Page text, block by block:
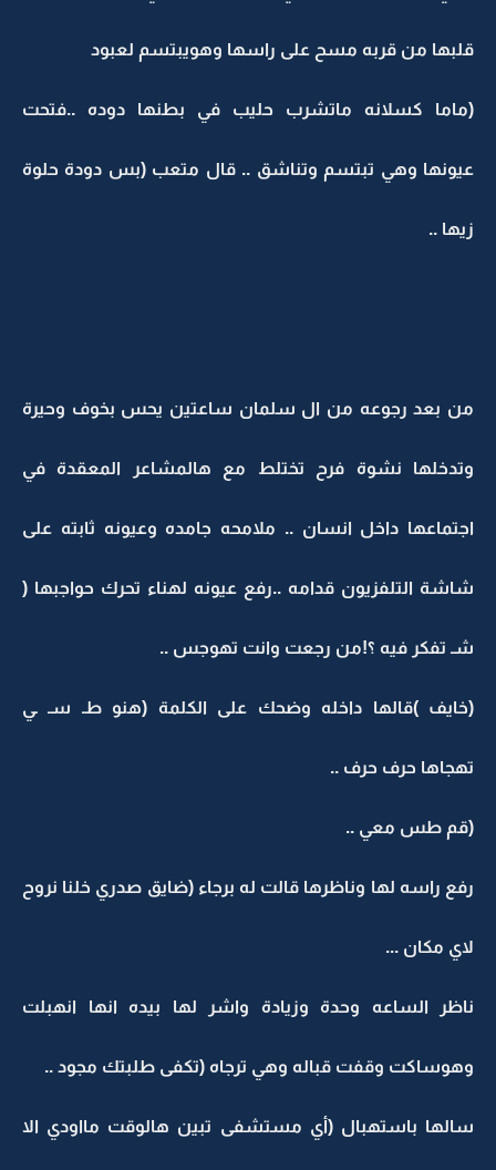
قلبها من قربه مسح على راسها وهويبتسم لعبود
(ماما كسلانه ماتشرب حليب في بطنها دوده ..فتحت
عيونها وهي تبتسم وتناشق .. قال متعب (بس دودة حلوة
زيها ..
من بعد رجوعه من ال سلمان ساعتين يحس بخوف وحيرة
وتدخلها نشوة فرح تختلط مع هالمشاعر المعقدة في
اجتماعها داخل انسان .. ملامحه جامده وعيونه ثابته على
شاشة التلفزيون قدامه ..رفع عيونه لهناء تحرك حواجبها (
شـ تفكر فيه ؟!من رجعت وانت تهوجس ..
(خايف )قالها داخله وضحك على الكلمة (هنو طـ سـ ـي
تهجاها حرف حرف ..
(قم طس معي ..
رفع راسه لها وناظرها قالت له برجاء (ضايق صدري خلنا نروح
لاي مكان ...
ناظر الساعه وحدة وزيادة واشر لها بيده انها انهبلت
وهوساكت وقفت قباله وهي ترجاه (تكفى طلبتك مجود ..
سالها باستهبال (أي مستشفى تبين هالوقت مااودي الا